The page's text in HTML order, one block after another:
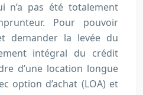
n’a pas été totalement
Pour pouvoir
demander la levée du
intégral du crédit
d’une location longue
option d’achat (LOA) et